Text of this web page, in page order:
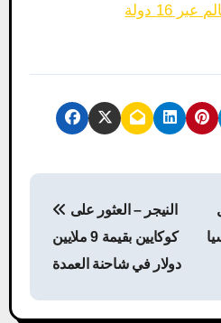
دولة
t
كوكايين بقيمة 9 ملايين
دولار في شاحنة العمدة